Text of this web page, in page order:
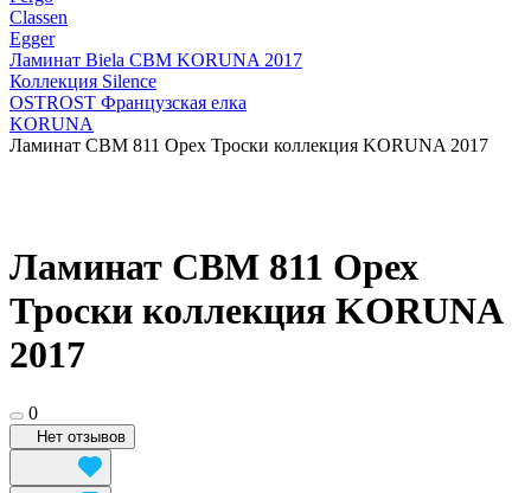
Classen
Egger
Ламинат Biela CBM KORUNA 2017
Коллекция Silence
OSTROST Французская елка
KORUNA
Ламинат СВМ 811 Орех Троски коллекция KORUNA 2017
Ламинат СВМ 811 Орех
Троски коллекция KORUNA
2017
0
Нет отзывов